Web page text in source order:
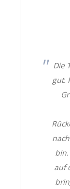
Die
gut.
auf